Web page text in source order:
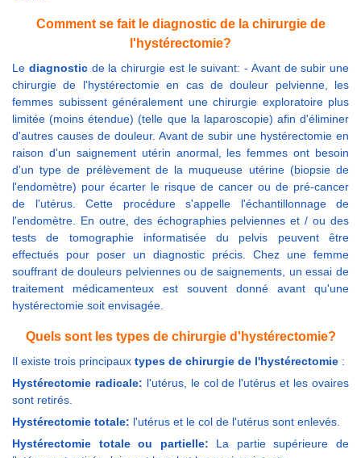
Comment se fait le diagnostic de la chirurgie de
l'hystérectomie?
Le diagnostic de la chirurgie est le suivant: - Avant de subir une
chirurgie de l'hystérectomie en cas de douleur pelvienne, les
femmes subissent généralement une chirurgie exploratoire plus
limitée (moins étendue) (telle que la laparoscopie) afin d'éliminer
d'autres causes de douleur. Avant de subir une hystérectomie en
raison d'un saignement utérin anormal, les femmes ont besoin
d'un type de prélèvement de la muqueuse utérine (biopsie de
l'endomètre) pour écarter le risque de cancer ou de pré-cancer
de l'utérus. Cette procédure s'appelle l'échantillonnage de
l'endomètre. En outre, des échographies pelviennes et / ou des
tests de tomographie informatisée du pelvis peuvent être
effectués pour poser un diagnostic précis. Chez une femme
souffrant de douleurs pelviennes ou de saignements, un essai de
traitement médicamenteux est souvent donné avant qu'une
hystérectomie soit envisagée.
Quels sont les types de chirurgie d'hystérectomie?
Il existe trois principaux types de chirurgie de l'hystérectomie :
Hystérectomie radicale: l'utérus, le col de l'utérus et les ovaires
sont retirés.
Hystérectomie totale: l'utérus et le col de l'utérus sont enlevés.
Hystérectomie totale ou partielle: La partie supérieure de